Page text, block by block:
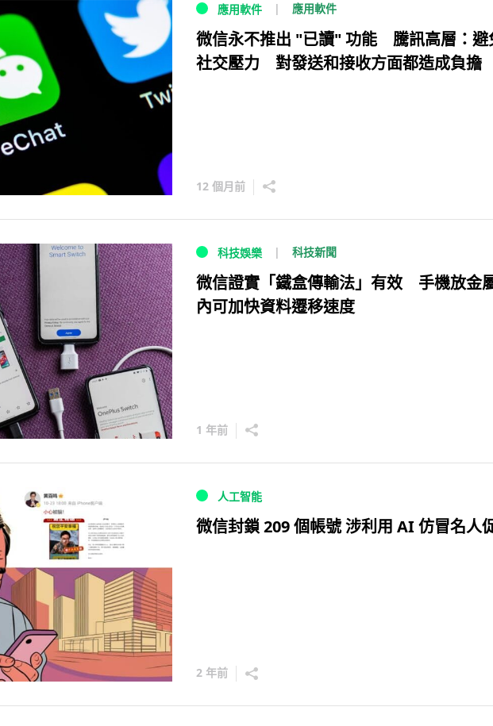
應用軟件 應用軟件
微信永不推出 "已讀" 功能 騰訊高層：避
社交壓力 對發送和接收方面都造成負擔
12 個月前
科技娛樂 科技新聞
微信證實「鐵盒傳輸法」有效 手機放金
內可加快資料遷移速度
1 年前
人工智能
微信封鎖 209 個帳號 涉利用 AI 仿冒名人
2 年前